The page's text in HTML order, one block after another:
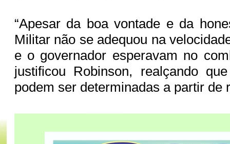
“Apesar da boa vontade e da
Militar não se adequou na
e o governador esperavam no
justificou Robinson, realçando
podem ser determinadas a partir de